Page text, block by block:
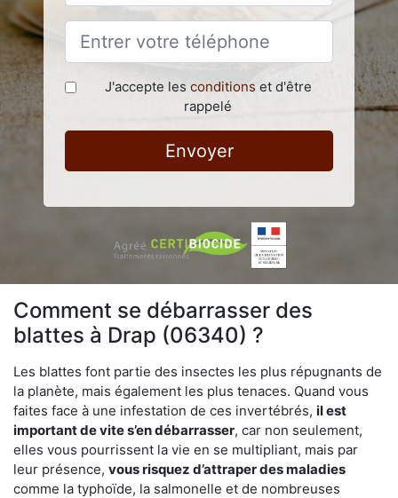
J'accepte les conditions et d'être
rappelé
Envoyer
Comment se débarrasser des
blattes à Drap (06340) ?
Les blattes font partie des insectes les plus répugnants de
la planète, mais également les plus tenaces. Quand vous
faites face à une infestation de ces invertébrés, il est
important de vite s’en débarrasser, car non seulement,
elles vous pourrissent la vie en se multipliant, mais par
leur présence, vous risquez d’attraper des maladies
comme la typhoïde, la salmonelle et de nombreuses